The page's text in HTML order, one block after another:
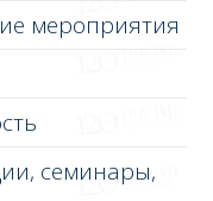
мероприятия
семинары,